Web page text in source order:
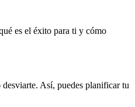
es el éxito para ti y cómo
Así, puedes planificar tu